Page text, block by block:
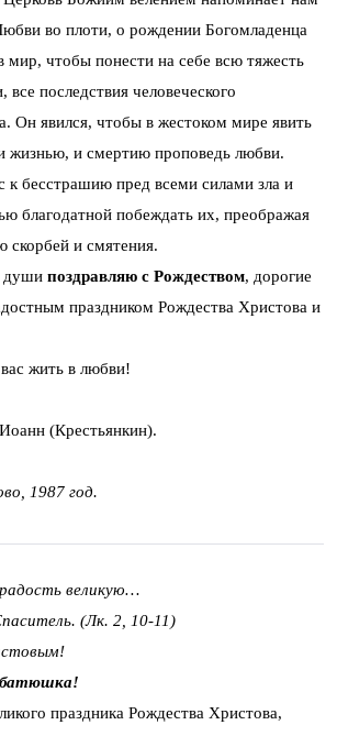
во плоти, о рождении Богомладенца
мир, чтобы понести на себе всю тяжесть
все последствия человеческого
Он явился, чтобы в жестоком мире явить
жизнью, и смертию проповедь любви.
к бесстрашию пред всеми силами зла и
благодатной побеждать их, преображая
и смятения.
души поздравляю c Рождеством, дорогие
праздником Рождества Христова и
жить в любви!
(Крестьянкин).
1987 год.
великую…
(Лк. 2, 10-11)
батюшка!
праздника Рождества Христова,